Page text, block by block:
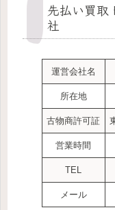
先払い買取
社
運営会社名
所在地
古物商許可証
営業時間
TEL
メール